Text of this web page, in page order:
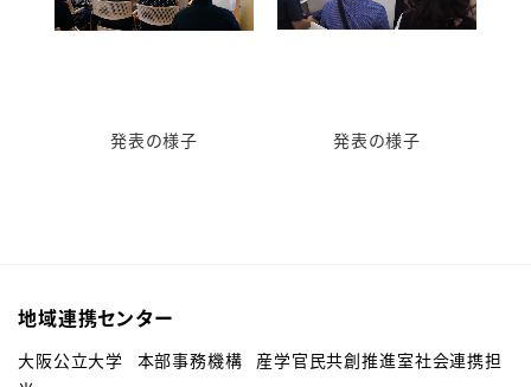
発表の様子 発表の様子
地域連携センター
大阪公立大学 本部事務機構 産学官民共創推進室社会連携担